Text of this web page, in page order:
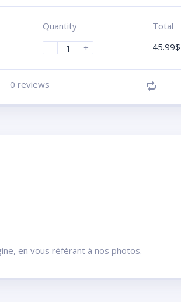
Quantity
-
+
Total
45.99$
0 reviews
en vous référant à nos photos.